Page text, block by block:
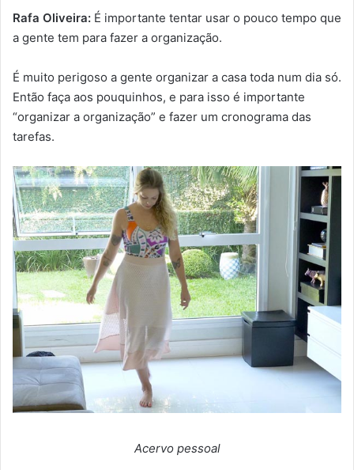
Rafa Oliveira: É importante tentar usar o pouco tempo que
a gente tem para fazer a organização.
É muito perigoso a gente organizar a casa toda num dia só.
Então faça aos pouquinhos, e para isso é importante
“organizar a organização” e fazer um cronograma das
tarefas.
Acervo pessoal